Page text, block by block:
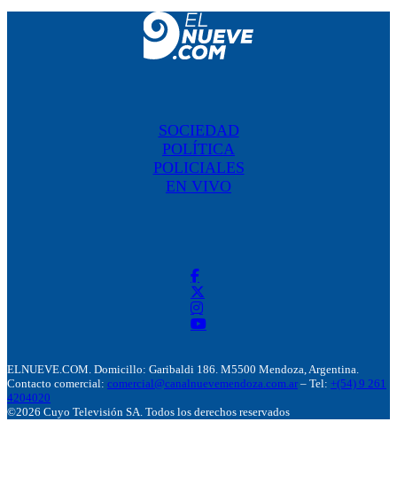
SOCIEDAD
POLÍTICA
POLICIALES
EN VIVO
ELNUEVE.COM. Domicillo: Garibaldi 186. M5500 Mendoza, Argentina.
Contacto comercial: comercial@canalnuevemendoza.com.ar – Tel: +(54) 9 261
4204020
©2026 Cuyo Televisión SA. Todos los derechos reservados